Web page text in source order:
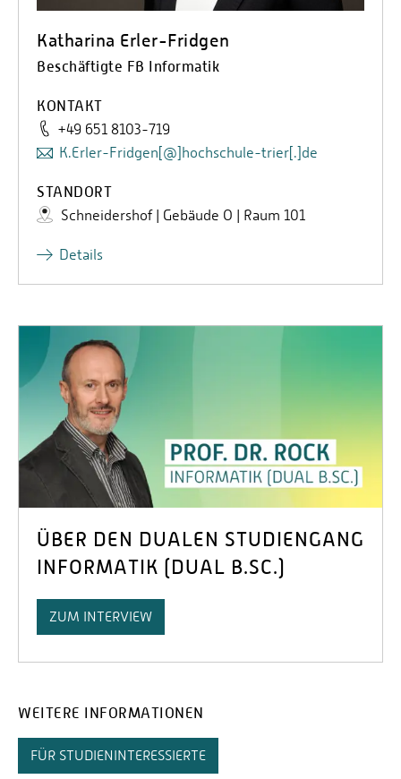
Katharina Erler-Fridgen
Beschäftigte FB Informatik
KONTAKT
+49 651 8103-719
K.Erler-Fridgen[@]hochschule-trier[.]de
STANDORT
Schneidershof | Gebäude O | Raum 101
Details
ÜBER DEN DUALEN STUDIENGANG
INFORMATIK (DUAL B.SC.)
ZUM INTERVIEW
WEITERE INFORMATIONEN
FÜR STUDIENINTERESSIERTE